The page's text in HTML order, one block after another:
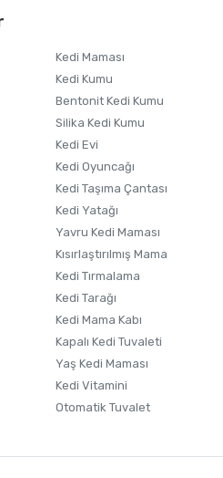
bilgiler bulunuyor.
daha pahalı.
olmalı.
Kedi Maması
Kedi Kumu
Bentonit Kedi Kumu
Silika Kedi Kumu
Kedi Evi
Kedi Oyuncağı
Kedi Taşıma Çantası
Kedi Yatağı
Yavru Kedi Maması
Kısırlaştırılmış Mama
Kedi Tırmalama
Kedi Tarağı
Kedi Mama Kabı
Kapalı Kedi Tuvaleti
Yaş Kedi Maması
Kedi Vitamini
Otomatik Tuvalet